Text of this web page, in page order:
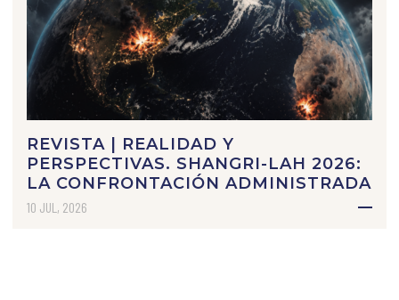
REVISTA | REALIDAD Y
PERSPECTIVAS. SHANGRI-LAH 2026:
LA CONFRONTACIÓN ADMINISTRADA
10 JUL, 2026